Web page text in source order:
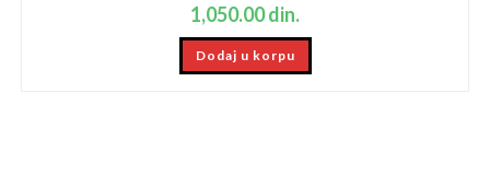
1,050.00din.
Dodaj u korpu